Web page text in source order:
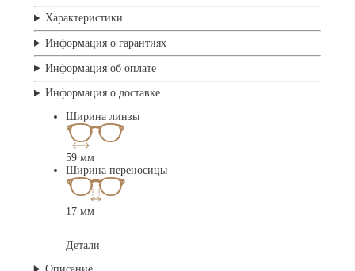
Характеристики
Информация о гарантиях
Информация об оплате
Информация о доставке
Ширина линзы
59 мм
Ширина переносицы
17 мм
Детали